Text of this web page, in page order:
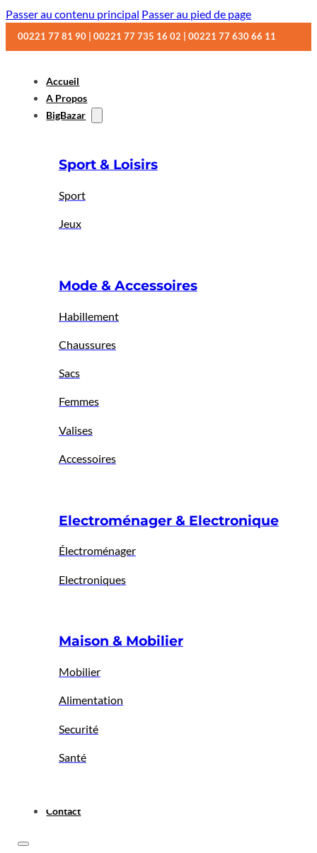
Passer au contenu principal Passer au pied de page
00221 77 81 90 | 00221 77 735 16 02 | 00221 77 630 66 11
Accueil
A Propos
BigBazar
Sport & Loisirs
Sport
Jeux
Mode & Accessoires
Habillement
Chaussures
Sacs
Femmes
Valises
Accessoires
Electroménager & Electronique
Électroménager
Electroniques
Maison & Mobilier
Mobilier
Alimentation
Securité
Santé
Contact